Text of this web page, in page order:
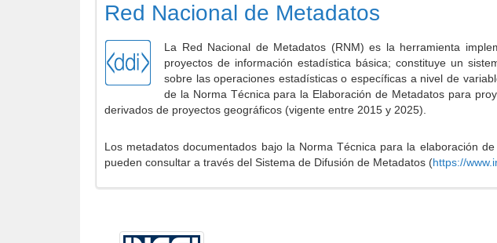
Red Nacional de Metadatos
La Red Nacional de Metadatos (RNM) es la herramienta
proyectos de información estadística básica; constituye un
sobre las operaciones estadísticas o específicas a nivel de
de la Norma Técnica para la Elaboración de Metadatos para
derivados de proyectos geográficos (vigente entre 2015 y 2025).
Los metadatos documentados bajo la Norma Técnica para la elaboración
pueden consultar a través del Sistema de Difusión de Metadatos (https://